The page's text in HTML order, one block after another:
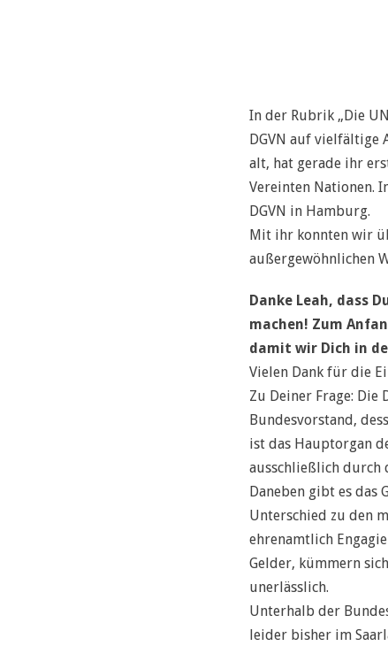
In der Rubrik „Die
DGVN auf vielfältige
alt, hat gerade ihr
Vereinten Nationen.
DGVN in Hamburg.
Mit ihr konnten wir
außergewöhnlichen
Danke Leah, dass
machen! Zum
damit wir Dich in
Vielen Dank für die
Zu Deiner Frage:
Bundesvorstand,
ist das Hauptorgan
ausschließlich durch
Daneben gibt es das
Unterschied zu den
ehrenamtlich
Gelder, kümmern
unerlässlich.
Unterhalb der
leider bisher im